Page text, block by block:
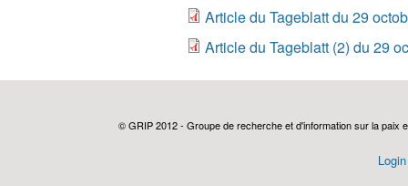
Article du Tageblatt du 29
Article du Tageblatt (2) du 29
© GRIP 2012 - Groupe de recherche et d'information sur la paix
Login